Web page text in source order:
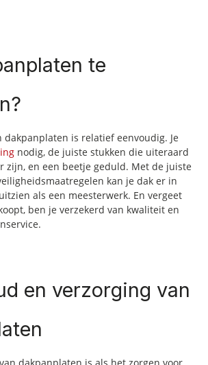
te
dakpanplaten is relatief eenvoudig. Je
nodig, de juiste stukken die uiteraard
zijn, en een beetje geduld. Met de juiste
kan je dak er in
als een meesterwerk. En vergeet
ben je verzekerd van kwaliteit en
en verzorging van